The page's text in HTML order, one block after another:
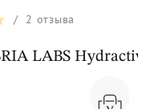
/ 2 отзыва
LABS